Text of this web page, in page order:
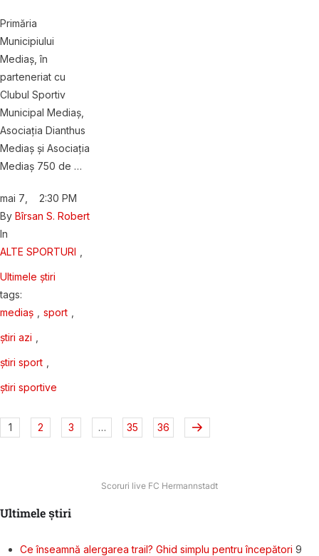
Primăria
Municipiului
Mediaș, în
parteneriat cu
Clubul Sportiv
Municipal Mediaș,
Asociația Dianthus
Mediaș și Asociația
Mediaș 750 de …
mai 7
2:30 PM
By Bîrsan S. Robert
In
ALTE SPORTURI
Ultimele știri
tags:
mediaș
sport
știri azi
știri sport
știri sportive
1 2 3 … 35 36
Scoruri live FC Hermannstadt
Ultimele știri
Ce înseamnă alergarea trail? Ghid simplu pentru începători 9